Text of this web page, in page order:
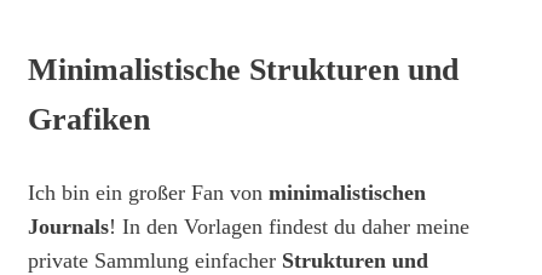
Minimalistische Strukturen und
Grafiken
Ich bin ein großer Fan von minimalistischen
Journals! In den Vorlagen findest du daher meine
private Sammlung einfacher Strukturen und